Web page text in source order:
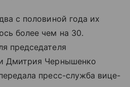
с половиной года их
более чем на 30.
председателя
Дмитрия Чернышенко
пресс-служба вице-